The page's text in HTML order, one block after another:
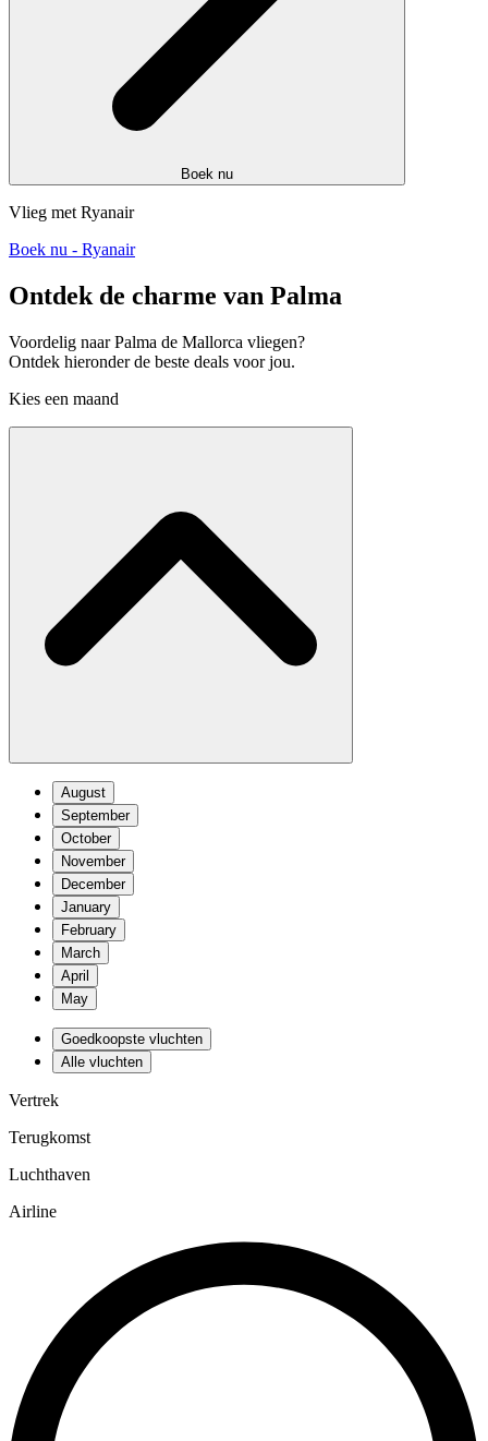
Boek nu
Vlieg met Ryanair
Boek nu - Ryanair
Ontdek de charme van Palma
Voordelig naar Palma de Mallorca vliegen?
Ontdek hieronder de beste deals voor jou.
Kies een maand
August
September
October
November
December
January
February
March
April
May
Goedkoopste vluchten
Alle vluchten
Vertrek
Terugkomst
Luchthaven
Airline